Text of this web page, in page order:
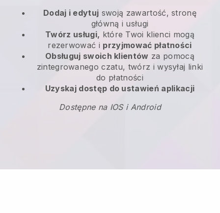
Dodaj i edytuj swoją zawartość, stronę
główną i usługi
Twórz usługi, które Twoi klienci mogą
rezerwować i przyjmować płatności
Obsługuj swoich klientów za pomocą
zintegrowanego czatu, twórz i wysyłaj linki
do płatności
Uzyskaj dostęp do ustawień aplikacji
Dostępne na IOS i Android